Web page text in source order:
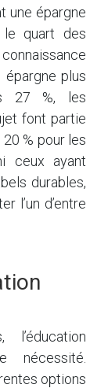
une épargne
le quart des
épargne plus
27 %, les
font partie
% pour les
ceux ayant
durables,
l’un d’entre
nécessité.
options